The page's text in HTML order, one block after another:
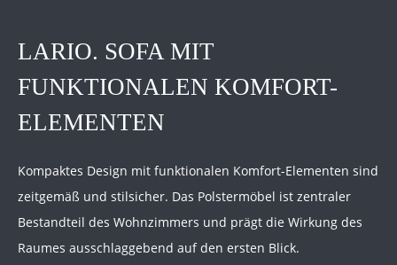
LARIO. SOFA MIT
FUNKTIONALEN KOMFORT-
ELEMENTEN
Kompaktes Design mit funktionalen Komfort-Elementen sind
zeitgemäß und stilsicher. Das Polstermöbel ist zentraler
Bestandteil des Wohnzimmers und prägt die Wirkung des
Raumes ausschlaggebend auf den ersten Blick.